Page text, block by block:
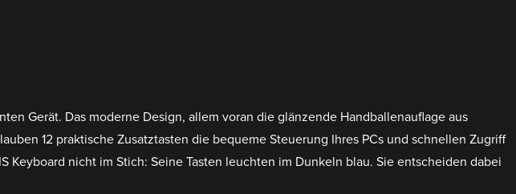
Gerät. Das moderne Design, allem voran die glänzende Handballenauflage aus
12 praktische Zusatztasten die bequeme Steuerung Ihres PCs und schnellen Zugriff
nicht im Stich: Seine Tasten leuchten im Dunkeln blau. Sie entscheiden dabei